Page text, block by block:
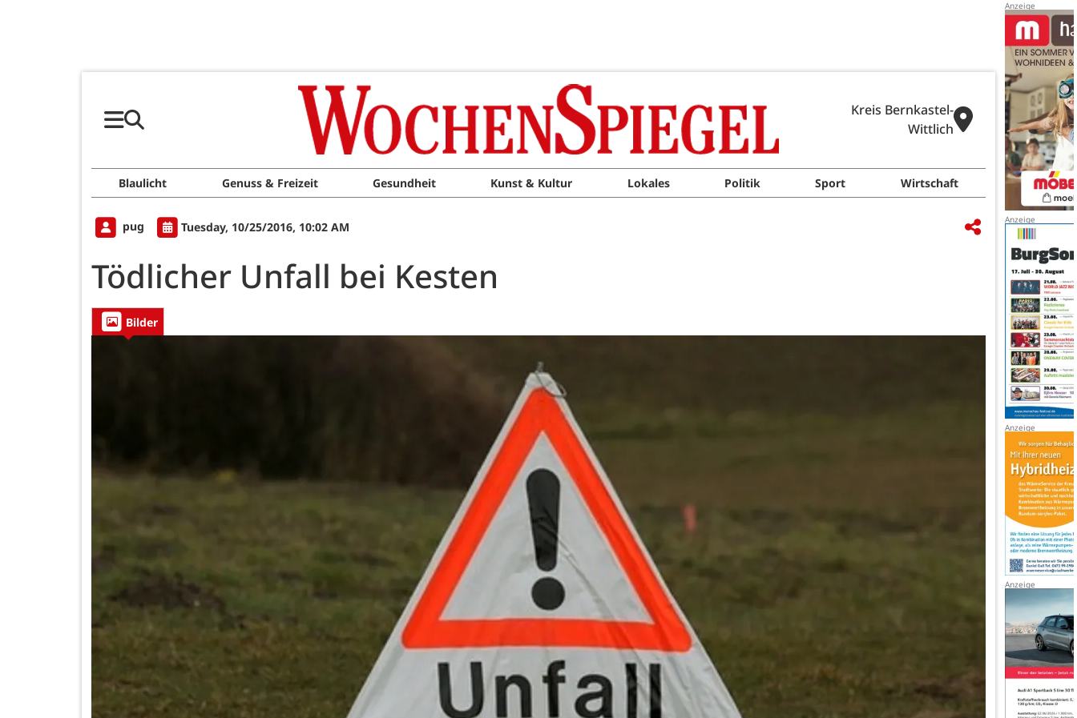
Kreis Bernkastel-
Wittlich
Blaulicht Genuss & Freizeit Gesundheit Kunst & Kultur Lokales Politik Sport Wirtschaft
pug Tuesday, 10/25/2016, 10:02 AM
Tödlicher Unfall bei Kesten
Bilder